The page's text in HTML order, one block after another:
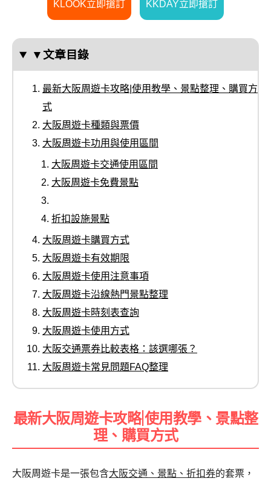
KLOOK立即搶訂 KKDAY立即搶訂
▼文章目錄
最新大阪周遊卡攻略|使用教學、景點整理、購買方
式
大阪周遊卡種類與票價
大阪周遊卡功用與使用區間
大阪周遊卡交通使用區間
大阪周遊卡免費景點
折扣設施景點
大阪周遊卡購買方式
大阪周遊卡有效期限
大阪周遊卡使用注意事項
大阪周遊卡沿線熱門景點整理
大阪周遊卡時刻表查詢
大阪周遊卡使用方式
大阪交通票券比較表格：該選哪張？
大阪周遊卡常見問題FAQ整理
最新大阪周遊卡攻略|使用教學、景點整
理、購買方式
大阪周遊卡是一張包含大阪交通、景點、折扣券的套票，